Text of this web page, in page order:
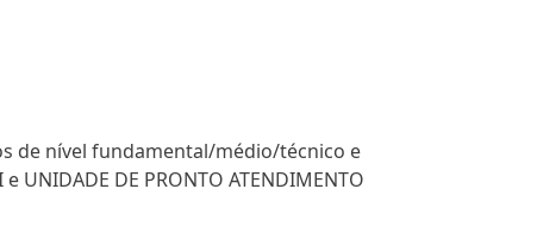
de nível fundamental/médio/técnico e
e UNIDADE DE PRONTO ATENDIMENTO